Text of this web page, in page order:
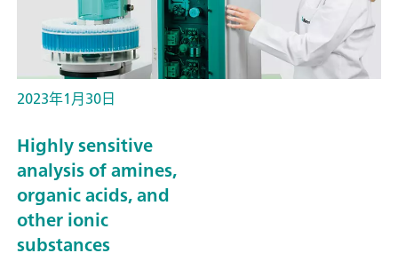
2023年1月30日
Highly sensitive
analysis of amines,
organic acids, and
other ionic
substances